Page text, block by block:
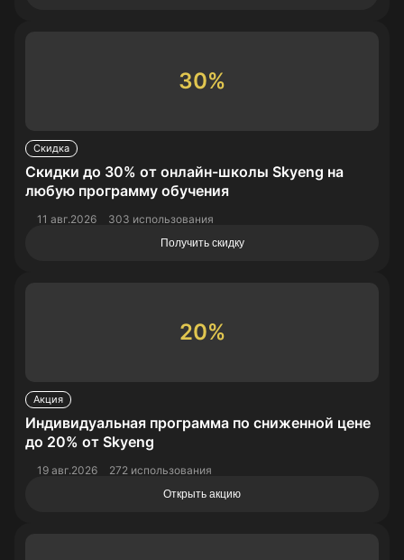
30%
Скидка
Скидки до 30% от онлайн-школы Skyeng на
любую программу обучения
11 авг.2026 303 использования
Получить скидку
20%
Акция
Индивидуальная программа по сниженной цене
до 20% от Skyeng
19 авг.2026 272 использования
Открыть акцию